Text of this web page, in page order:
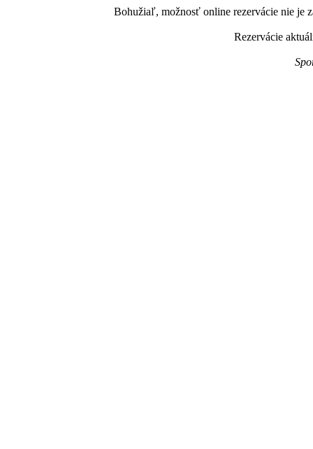
Bohužiaľ, možnosť online rezervácie nie je
Rezervácie